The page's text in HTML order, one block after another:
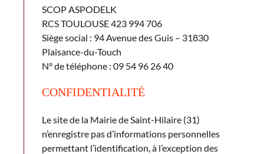
SCOP ASPODELK
RCS TOULOUSE 423 994 706
Siège social : 94 Avenue des Guis – 31830
Plaisance-du-Touch
N° de téléphone : 09 54 96 26 40
CONFIDENTIALITÉ
Le site de la Mairie de Saint-Hilaire (31)
n’enregistre pas d’informations personnelles
permettant l’identification, à l’exception des